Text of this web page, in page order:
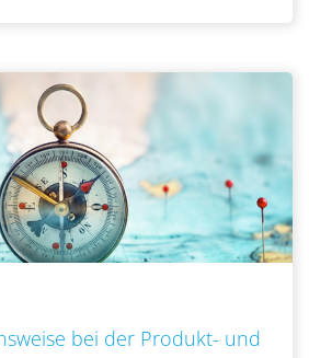
bei der Produkt- und